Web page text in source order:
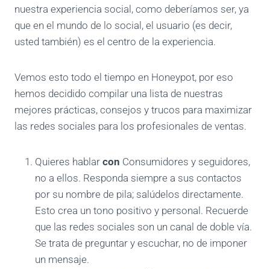
nuestra experiencia social, como deberíamos ser, ya
que en el mundo de lo social, el usuario (es decir,
usted también) es el centro de la experiencia.
Vemos esto todo el tiempo en Honeypot, por eso
hemos decidido compilar una lista de nuestras
mejores prácticas, consejos y trucos para maximizar
las redes sociales para los profesionales de ventas.
Quieres hablar con Consumidores y seguidores,
no a ellos. Responda siempre a sus contactos
por su nombre de pila; salúdelos directamente.
Esto crea un tono positivo y personal. Recuerde
que las redes sociales son un canal de doble vía.
Se trata de preguntar y escuchar, no de imponer
un mensaje.